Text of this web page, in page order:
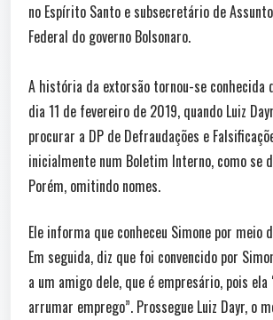
no Espírito Santo e subsecretário de
Federal do governo Bolsonaro.
A história da extorsão tornou-se conhecida
dia 11 de fevereiro de 2019, quando Luiz
procurar a DP de Defraudações e
inicialmente num Boletim Interno, como se
Porém, omitindo nomes.
Ele informa que conheceu Simone por meio
Em seguida, diz que foi convencido por
a um amigo dele, que é empresário, pois ela
arrumar emprego”. Prossegue Luiz Dayr, o